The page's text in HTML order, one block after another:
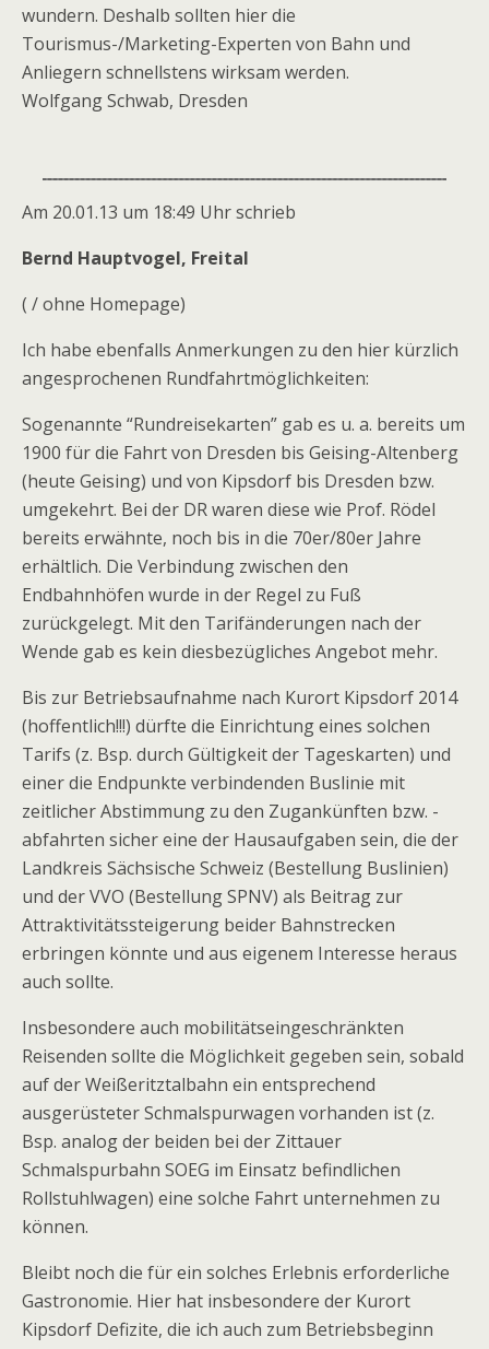
wundern. Deshalb sollten hier die
Tourismus-/Marketing-Experten von Bahn und
Anliegern schnellstens wirksam werden.
Wolfgang Schwab, Dresden
Am 20.01.13 um 18:49 Uhr schrieb
Bernd Hauptvogel, Freital
( / ohne Homepage)
Ich habe ebenfalls Anmerkungen zu den hier kürzlich
angesprochenen Rundfahrtmöglichkeiten:
Sogenannte “Rundreisekarten” gab es u. a. bereits um
1900 für die Fahrt von Dresden bis Geising-Altenberg
(heute Geising) und von Kipsdorf bis Dresden bzw.
umgekehrt. Bei der DR waren diese wie Prof. Rödel
bereits erwähnte, noch bis in die 70er/80er Jahre
erhältlich. Die Verbindung zwischen den
Endbahnhöfen wurde in der Regel zu Fuß
zurückgelegt. Mit den Tarifänderungen nach der
Wende gab es kein diesbezügliches Angebot mehr.
Bis zur Betriebsaufnahme nach Kurort Kipsdorf 2014
(hoffentlich!!!) dürfte die Einrichtung eines solchen
Tarifs (z. Bsp. durch Gültigkeit der Tageskarten) und
einer die Endpunkte verbindenden Buslinie mit
zeitlicher Abstimmung zu den Zugankünften bzw. -
abfahrten sicher eine der Hausaufgaben sein, die der
Landkreis Sächsische Schweiz (Bestellung Buslinien)
und der VVO (Bestellung SPNV) als Beitrag zur
Attraktivitätssteigerung beider Bahnstrecken
erbringen könnte und aus eigenem Interesse heraus
auch sollte.
Insbesondere auch mobilitätseingeschränkten
Reisenden sollte die Möglichkeit gegeben sein, sobald
auf der Weißeritztalbahn ein entsprechend
ausgerüsteter Schmalspurwagen vorhanden ist (z.
Bsp. analog der beiden bei der Zittauer
Schmalspurbahn SOEG im Einsatz befindlichen
Rollstuhlwagen) eine solche Fahrt unternehmen zu
können.
Bleibt noch die für ein solches Erlebnis erforderliche
Gastronomie. Hier hat insbesondere der Kurort
Kipsdorf Defizite, die ich auch zum Betriebsbeginn